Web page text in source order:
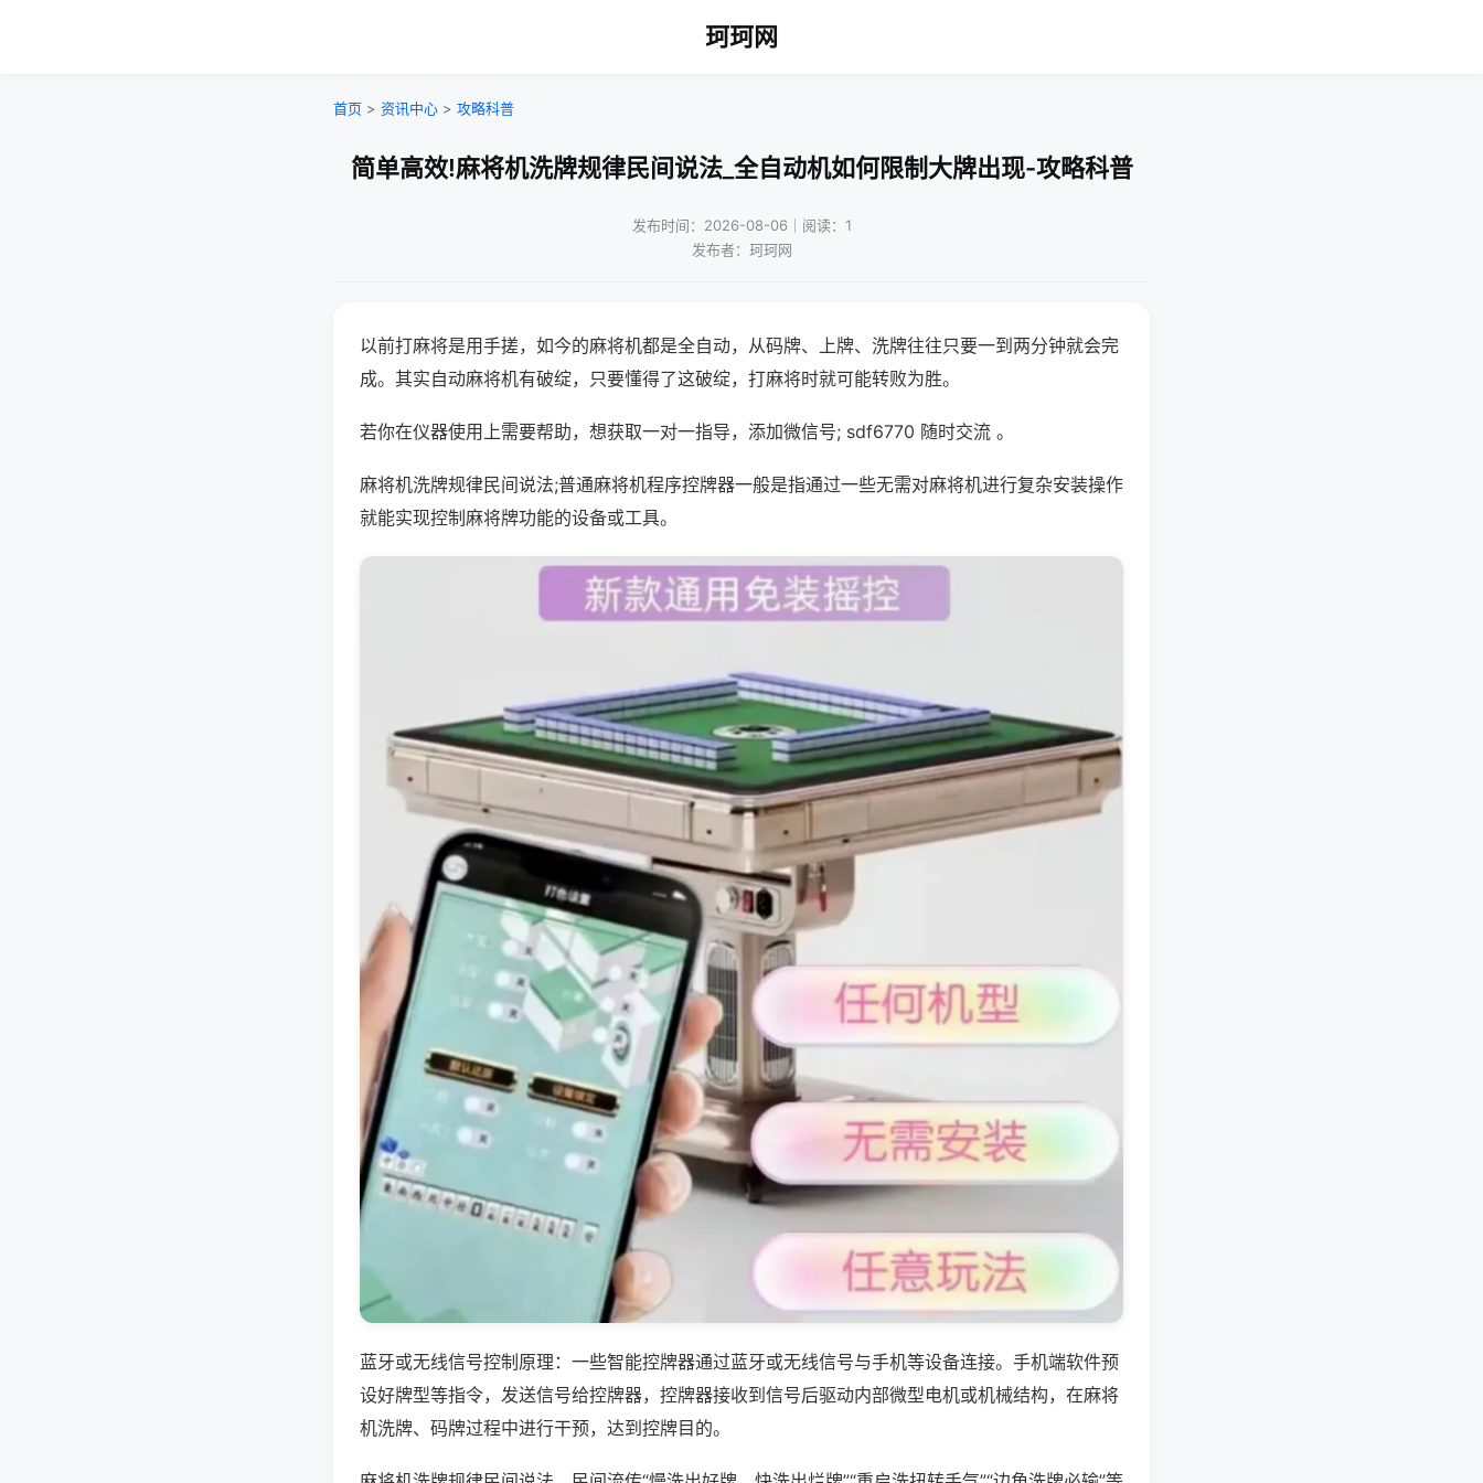
珂珂网
首页 > 资讯中心 > 攻略科普
简单高效!麻将机洗牌规律民间说法_全自动机如何限制大牌出现-攻略科普
发布时间：2026-08-06｜阅读：1
发布者：珂珂网
以前打麻将是用手搓，如今的麻将机都是全自动，从码牌、上牌、洗牌往往只要一到两分钟就会完
成。其实自动麻将机有破绽，只要懂得了这破绽，打麻将时就可能转败为胜。
若你在仪器使用上需要帮助，想获取一对一指导，添加微信号; sdf6770 随时交流 。
麻将机洗牌规律民间说法;普通麻将机程序控牌器一般是指通过一些无需对麻将机进行复杂安装操作
就能实现控制麻将牌功能的设备或工具。
蓝牙或无线信号控制原理：一些智能控牌器通过蓝牙或无线信号与手机等设备连接。手机端软件预
设好牌型等指令，发送信号给控牌器，控牌器接收到信号后驱动内部微型电机或机械结构，在麻将
机洗牌、码牌过程中进行干预，达到控牌目的。